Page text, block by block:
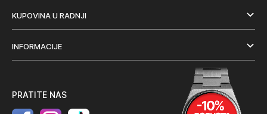
KUPOVINA U RADNJI
INFORMACIJE
PRATITE NAS